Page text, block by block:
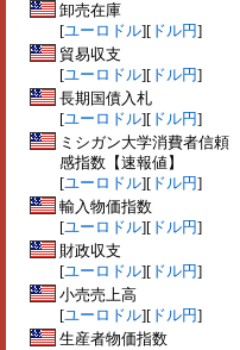
卸売在庫
[ユーロドル][ ドル円]
貿易収支
[ユーロドル][ ドル円]
長期国債入札
[ユーロドル][ ドル円]
ミシガン大学消費者信頼
感指数【速報値】
[ユーロドル][ ドル円]
輸入物価指数
[ユーロドル][ ドル円]
財政収支
[ユーロドル][ ドル円]
小売売上高
[ユーロドル][ ドル円]
生産者物価指数